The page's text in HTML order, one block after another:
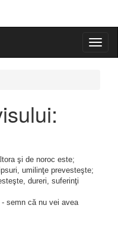
şi de noroc este;
umilinţe prevesteşte;
dureri, suferinţi
semn că nu vei avea